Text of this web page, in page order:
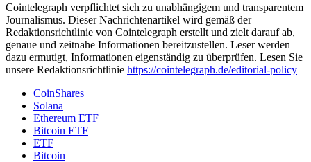
Cointelegraph verpflichtet sich zu unabhängigem und transparentem
Journalismus. Dieser Nachrichtenartikel wird gemäß der
Redaktionsrichtlinie von Cointelegraph erstellt und zielt darauf ab,
genaue und zeitnahe Informationen bereitzustellen. Leser werden
dazu ermutigt, Informationen eigenständig zu überprüfen. Lesen Sie
unsere Redaktionsrichtlinie https://cointelegraph.de/editorial-policy
CoinShares
Solana
Ethereum ETF
Bitcoin ETF
ETF
Bitcoin